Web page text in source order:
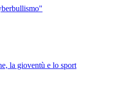
la gioventù e lo sport